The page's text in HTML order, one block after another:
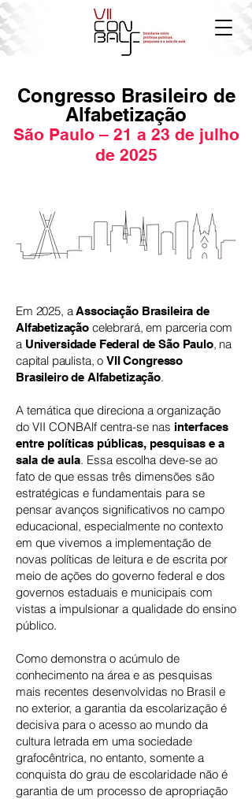
Congresso Brasileiro de
Alfabetização
São Paulo – 21 a 23 de julho
de 2025
Em 2025, aAssociação Brasileira de
Alfabetização celebrará, em parceria com
a Universidade Federal de São Paulo, na
capital paulista, o VII Congresso
Brasileiro de Alfabetização.
A temática que direciona a organização
do VII CONBAlf centra-se nas interfaces
entre políticas públicas, pesquisas e a
sala de aula. Essa escolha deve-se ao
fato de que essas três dimensões são
estratégicas e fundamentais para se
pensar avanços significativos no campo
educacional, especialmente no contexto
em que vivemos a implementação de
novas políticas de leitura e de escrita por
meio de ações do governo federal e dos
governos estaduais e municipais com
vistas a impulsionar a qualidade do ensino
público.
Como demonstra o acúmulo de
conhecimento na área e as pesquisas
mais recentes desenvolvidas no Brasil e
no exterior, a garantia da escolarização é
decisiva para o acesso ao mundo da
cultura letrada em uma sociedade
grafocêntrica, no entanto, somente a
conquista do grau de escolaridade não é
garantia de um processo de apropriação